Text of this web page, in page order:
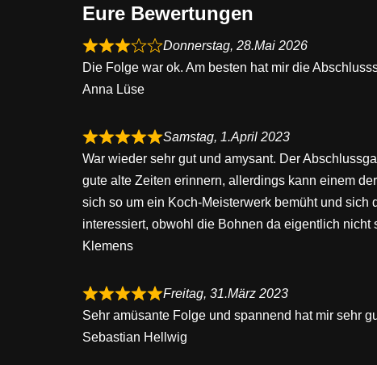
Eure Bewertungen
Donnerstag, 28.Mai 2026
Die Folge war ok. Am besten hat mir die
Anna Lüse
Samstag, 1.April 2023
War wieder sehr gut und amysant. Der
gute alte Zeiten erinnern, allerdings kann einem
sich so um ein Koch-Meisterwerk bemüht und sich
interessiert, obwohl die Bohnen da eigentlich nicht
Klemens
Freitag, 31.März 2023
Sehr amüsante Folge und spannend hat mir sehr
Sebastian Hellwig